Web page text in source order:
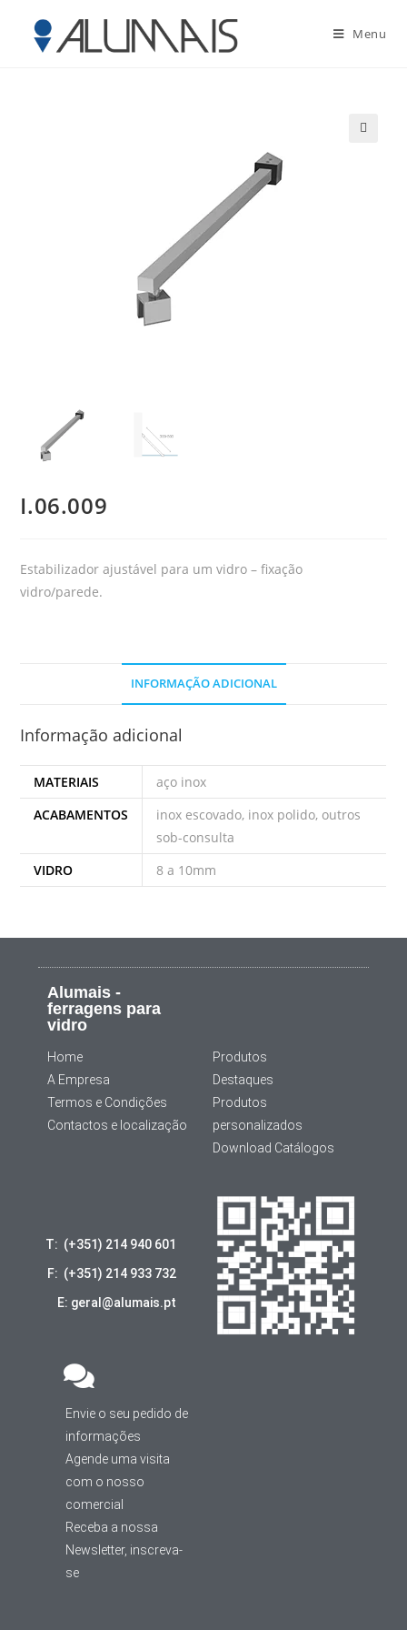
Menu
I.06.009
Estabilizador ajustável para um vidro – fixação
vidro/parede.
INFORMAÇÃO ADICIONAL
Informação adicional
MATERIAIS
aço inox
ACABAMENTOS
inox escovado, inox polido, outros
sob-consulta
VIDRO
8 a 10mm
Alumais -
ferragens para
vidro
Home
A Empresa
Termos e Condições
Contactos e localização
Produtos
Destaques
Produtos
personalizados
Download Catálogos
T: (+351) 214 940 601
F: (+351) 214 933 732
E: geral@alumais.pt
Envie o seu pedido de
informações
Agende uma visita
com o nosso
comercial
Receba a nossa
Newsletter, inscreva-
se